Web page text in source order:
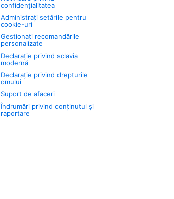
confidențialitatea
Administrați setările pentru
cookie-uri
Gestionați recomandările
personalizate
Declarație privind sclavia
modernă
Declarație privind drepturile
omului
Suport de afaceri
Îndrumări privind conținutul și
raportare